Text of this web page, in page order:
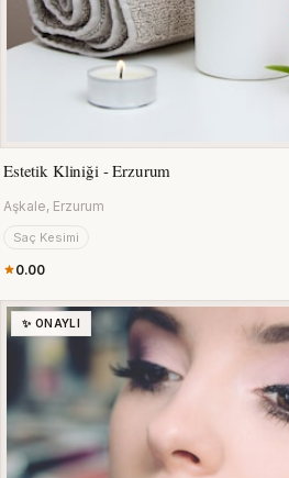
Estetik Kliniği - Erzurum
Aşkale, Erzurum
Saç Kesimi
0.00
✨ ONAYLI